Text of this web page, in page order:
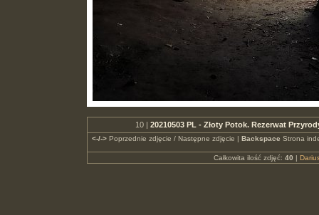
10 | 20210503 PL - Złoty Potok. Rezerwat
<-/->Poprzednie zdjęcie / Następne zdjęcie | Backspace Strona
Całkowita ilość zdjęć: 40 |